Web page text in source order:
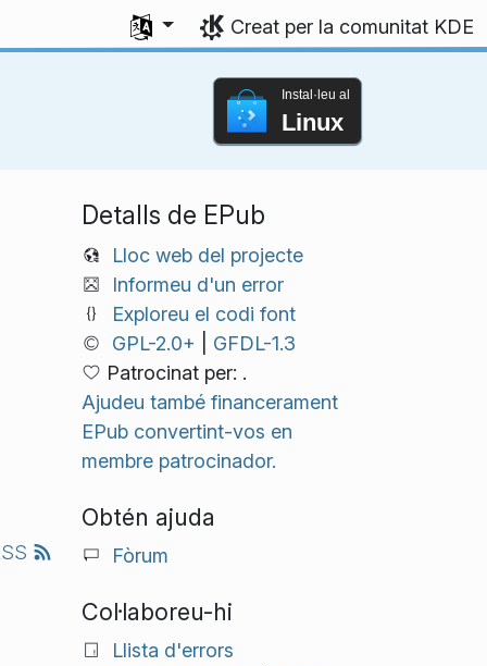
Seleccioneu l'idioma
Creat per la comunitat KDE
Instal·leu al
Linux
Detalls de EPub
Lloc web del projecte
Informeu d'un error
Exploreu el codi font
GPL-2.0+
GFDL-1.3
Patrocinat per: .
Ajudeu també financerament
EPub convertint-vos en
membre patrocinador.
Obtén ajuda
Fòrum
Col·laboreu-hi
Llista d'errors